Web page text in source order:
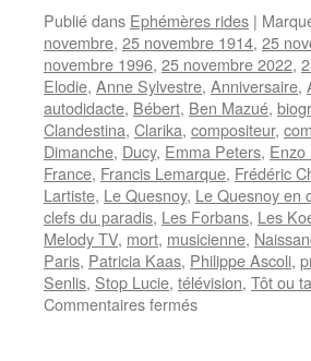
Publié dans Ephémères rides |
novembre, 25 novembre 1914, 25
novembre 1996, 25 novembre 2022,
Elodie, Anne Sylvestre, Anniversaire,
autodidacte, Bébert, Ben Mazué,
Clandestina, Clarika, compositeur,
Dimanche, Ducy, Emma Peters, Enzo
France, Francis Lemarque, Frédéric
Lartiste, Le Quesnoy, Le Quesnoy en
clefs du paradis, Les Forbans, Les
Melody TV, mort, musicienne,
Paris, Patricia Kaas, Philippe Ascoli,
Senlis, Stop Lucie, télévision, Tôt ou
Commentaires ferméssur